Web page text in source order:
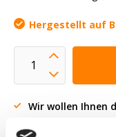
Hergestellt auf
Wir wollen Ihnen
Schnelle Lieferung